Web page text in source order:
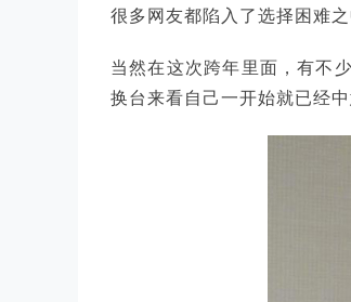
很多网友都陷入了选择困难
当然在这次跨年里面，有不
换台来看自己一开始就已经中